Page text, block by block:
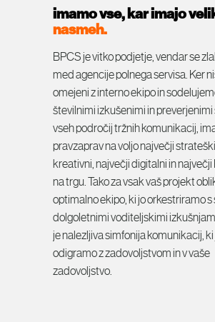
imamo vse, kar imajo
nasmeh.
BPCS je vitko podjetje, vendar se
med agencije polnega servisa. Ker
omejeni z interno ekipo in
številnimi izkušenimi in preverjenimi
vseh področij tržnih komunikacij,
pravzaprav na voljo največji
kreativni, največji digitalni in največji
na trgu. Tako za vsak vaš projekt
optimalno ekipo, ki jo orkestriramo s
dolgoletnimi voditeljskimi
je nalezljiva simfonija komunikacij, ki
odigramo z zadovoljstvom in v vaše
zadovoljstvo.